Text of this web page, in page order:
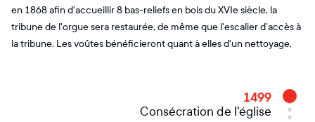
en 1868 afin d'accueillir 8 bas-reliefs en bois du XVIe siècle, la
tribune de l'orgue sera restaurée, de même que l'escalier d’accès à
la tribune. Les voûtes bénéficieront quant à elles d'un nettoyage.
1499
Consécration de l'église